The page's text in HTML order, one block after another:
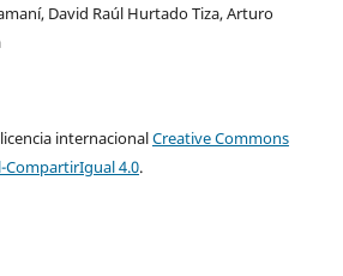
David Raúl Hurtado Tiza, Arturo
internacionalCreative Commons
4.0.